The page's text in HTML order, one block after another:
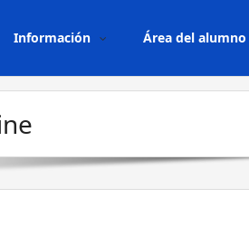
Información Área del alumno